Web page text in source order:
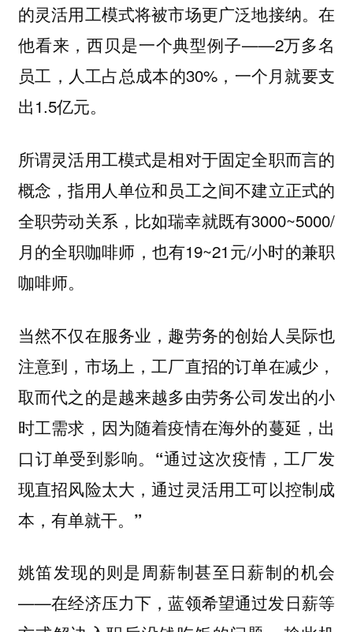
的灵活用工模式将被市场更广泛地接纳。在
他看来，西贝是一个典型例子——2万多名
员工，人工占总成本的30%，一个月就要支
出1.5亿元。
所谓灵活用工模式是相对于固定全职而言的
概念，指用人单位和员工之间不建立正式的
全职劳动关系，比如瑞幸就既有3000~5000/
月的全职咖啡师，也有19~21元/小时的兼职
咖啡师。
当然不仅在服务业，趣劳务的创始人吴际也
注意到，市场上，工厂直招的订单在减少，
取而代之的是越来越多由劳务公司发出的小
时工需求，因为随着疫情在海外的蔓延，出
口订单受到影响。 “通过这次疫情，工厂发
现直招风险太大，通过灵活用工可以控制成
本，有单就干。”
姚笛发现的则是周薪制甚至日薪制的机会
——在经济压力下，蓝领希望通过发日薪等